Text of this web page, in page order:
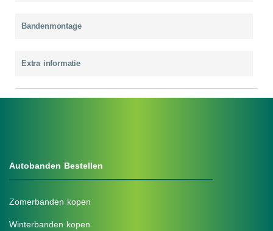
Bandenmontage
Extra informatie
Autobanden Bestellen
Zomerbanden kopen
Winterbanden kopen